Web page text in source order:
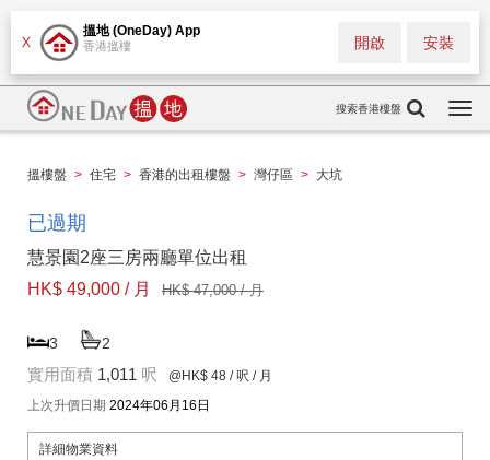
X
搵地 (OneDay) App
香港搵樓 安裝
開啟
搜索香港樓盤
搵樓盤 > 住宅 > 香港的出租樓盤 > 灣仔區 > 大坑
已過期
慧景園2座三房兩廳單位出租
HK$ 49,000 / 月
HK$ 47,000 / 月
3 2
實用面積 1,011 呎 @HK$ 48 / 呎 / 月
上次升價日期 2024年06月16日
詳細物業資料